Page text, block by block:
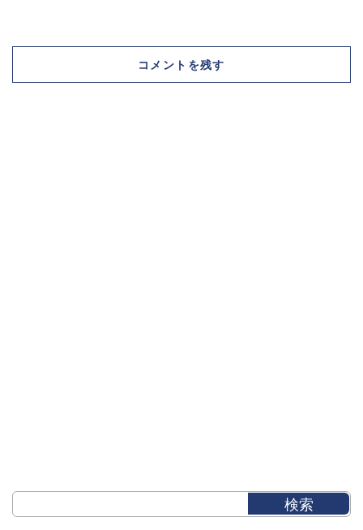
コメントを残す